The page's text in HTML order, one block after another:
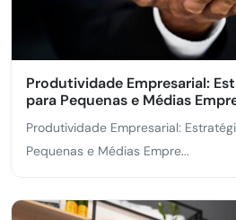
Produtividade Empresarial:
para Pequenas e Médias
Produtividade Empresarial:
Pequenas e Médias Empre...